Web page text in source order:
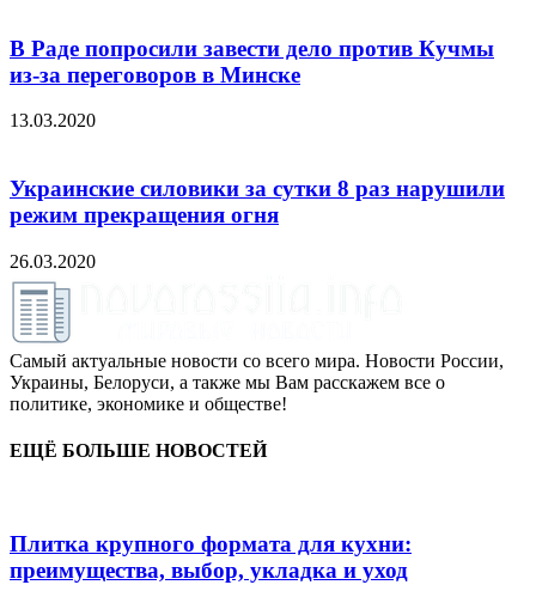
В Раде попросили завести дело против Кучмы
из-за переговоров в Минске
13.03.2020
Украинские силовики за сутки 8 раз нарушили
режим прекращения огня
26.03.2020
Самый актуальные новости со всего мира. Новости России,
Украины, Белоруси, а также мы Вам расскажем все о
политике, экономике и обществе!
ЕЩЁ БОЛЬШЕ НОВОСТЕЙ
Плитка крупного формата для кухни:
преимущества, выбор, укладка и уход